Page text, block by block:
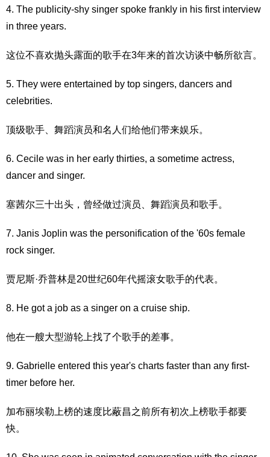
4. The publicity-shy singer spoke frankly in his first interview
in three years.
这位不喜欢抛头露面的歌手在3年来的首次访谈中畅所欲言。
5. They were entertained by top singers, dancers and
celebrities.
顶级歌手、舞蹈演员和名人们给他们带来娱乐。
6. Cecile was in her early thirties, a sometime actress,
dancer and singer.
塞茜尔三十出头，曾经做过演员、舞蹈演员和歌手。
7. Janis Joplin was the personification of the '60s female
rock singer.
贾尼斯·乔普林是20世纪60年代摇滚女歌手的代表。
8. He got a job as a singer on a cruise ship.
他在一艘大型游轮上找了个歌手的差事。
9. Gabrielle entered this year's charts faster than any first-
timer before her.
加布丽埃勒上榜的速度比蔽昌之前所有初次上榜歌手都要
快。